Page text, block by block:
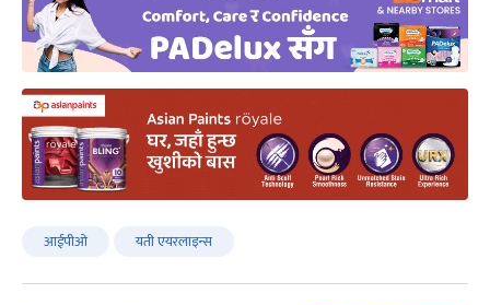
आईपीओ यती एयरलाइन्स